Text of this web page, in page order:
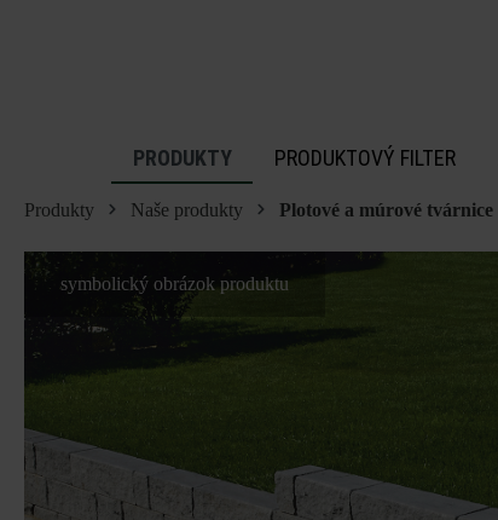
PRODUKTY PRODUKTOVÝ FILTER
Produkty Naše produkty Plotové a múrové tvárnice
symbolický obrázok produktu